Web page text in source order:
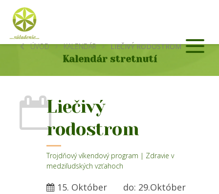
ÚVOD KALENDÁR LIEČIVÝ RODOSTROM
Kalendár stretnutí
Liečivý
rodostrom
Trojdňový víkendový program | Zdravie v
medziľudských vzťahoch
15. Október
do: 29.Október